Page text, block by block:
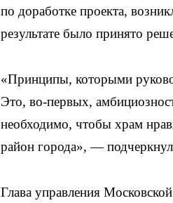
по доработке проекта,
результате было принято
«Принципы, которыми
Это, во-первых,
необходимо, чтобы храм
район города», —
Глава управления